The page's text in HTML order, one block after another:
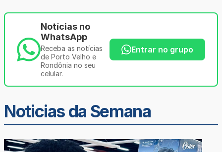
Notícias no
WhatsApp
Receba as notícias
de Porto Velho e
Rondônia no seu
celular.
Entrar no grupo
Noticias da Semana